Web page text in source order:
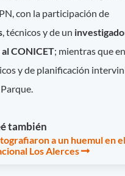
con la participación de
, técnicos y de un
CONICET; mientras que
y de planificación
también
a un huemul en
Los Alerces